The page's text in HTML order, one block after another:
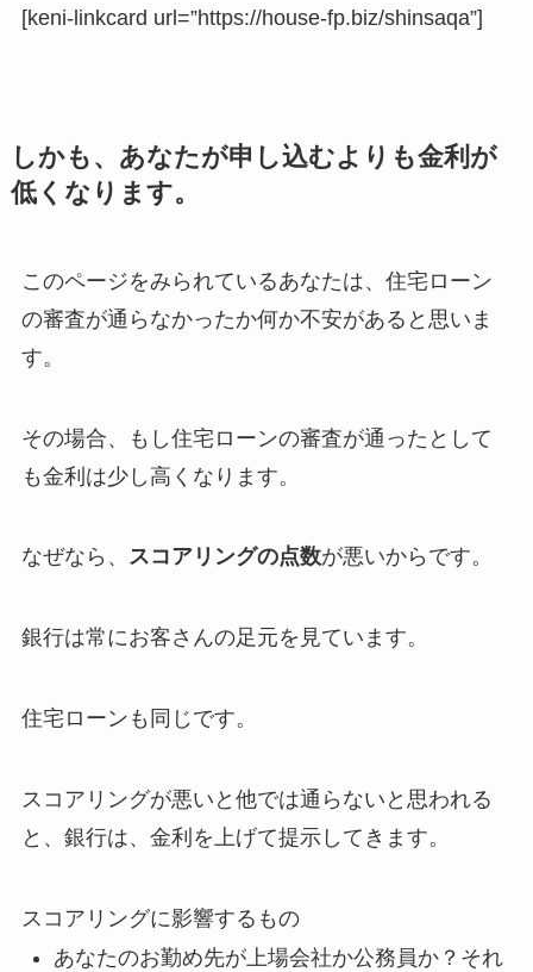
[keni-linkcard url=”https://house-fp.biz/shinsaqa”]
しかも、あなたが申し込むよりも金利が
低くなります。
このページをみられているあなたは、住宅ローン
の審査が通らなかったか何か不安があると思いま
す。
その場合、もし住宅ローンの審査が通ったとして
も金利は少し高くなります。
なぜなら、 スコアリングの点数が悪いからです。
銀行は常にお客さんの足元を見ています。
住宅ローンも同じです。
スコアリングが悪いと他では通らないと思われる
と、銀行は、金利を上げて提示してきます。
スコアリングに影響するもの
あなたのお勤め先が上場会社か公務員か？それ